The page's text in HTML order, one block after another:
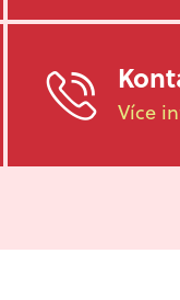
Více